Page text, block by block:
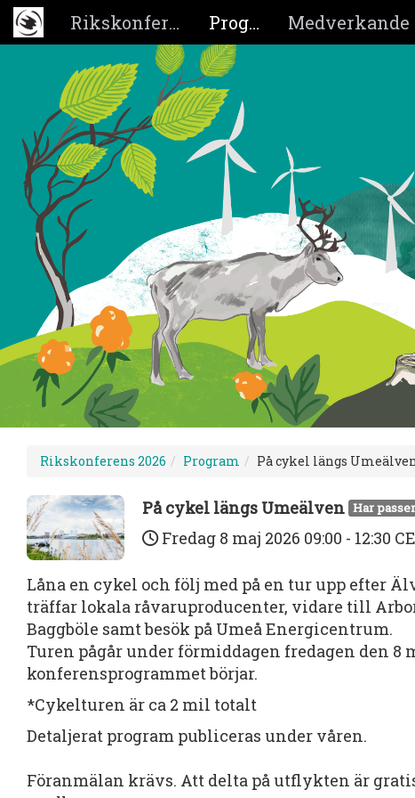
Rikskonferensen Program
Rikskonferens 2026 Program På cykel längs
På cykel längs Umeälven Har
Fredag 8 maj 2026 09:00 - 12:30
Låna en cykel och följ med på en tur upp efter
träffar lokala råvaruproducenter, vidare till
Baggböle samt besök på Umeå Energicentrum.
Turen pågår under förmiddagen fredagen den 8
konferensprogrammet börjar.
*Cykelturen är ca 2 mil totalt
Detaljerat program publiceras under våren.
Föranmälan krävs. Att delta på utflykten är